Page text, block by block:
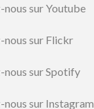
nous sur Youtube
nous sur Flickr
nous sur Spotify
nous sur Instagram